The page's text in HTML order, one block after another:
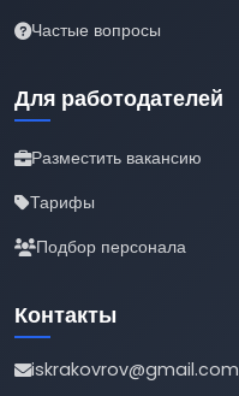
Частые вопросы
Для работодателей
Разместить вакансию
Тарифы
Подбор персонала
Контакты
iskrakovrov@gmail.com